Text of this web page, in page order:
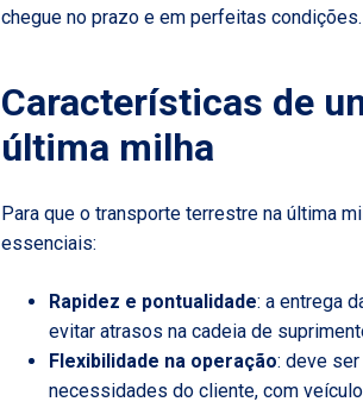
chegue no prazo e em perfeitas
Características de
última milha
Para que o transporte terrestre na última
essenciais:
Rapidez e pontualidade: a entrega
evitar atrasos na cadeia de
Flexibilidade na operação: deve
necessidades do cliente, com